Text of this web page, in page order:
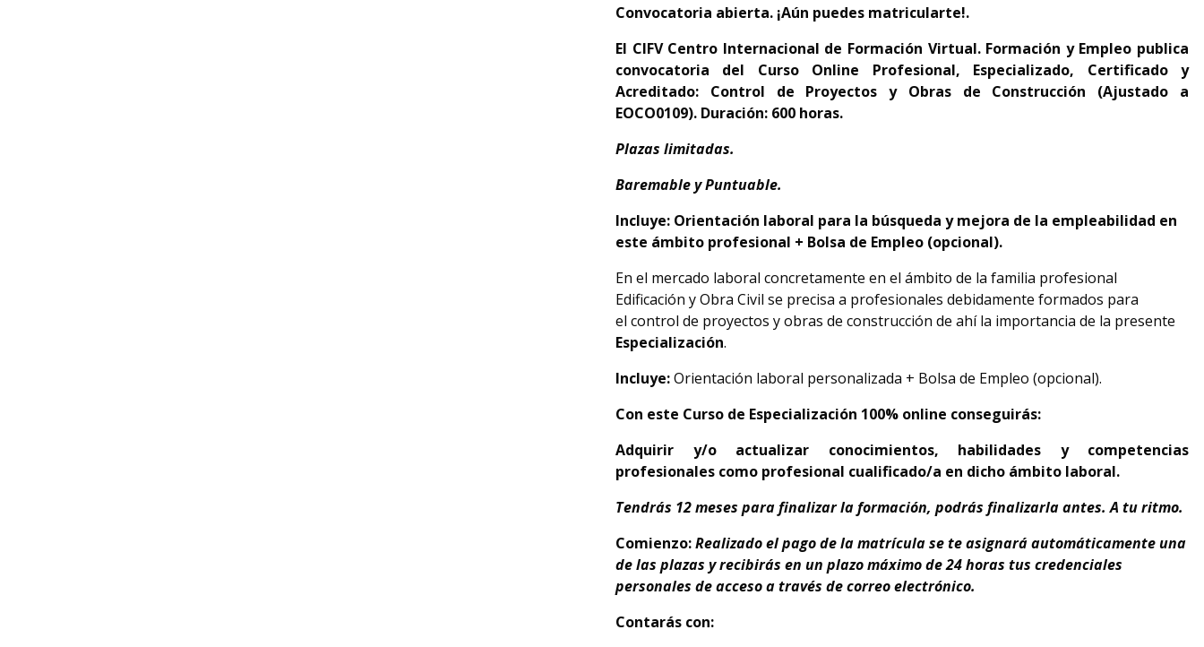
Convocatoria abierta. ¡Aún puedes matricularte!.
El CIFV Centro Internacional de Formación Virtual. Formación y Empleo publica
convocatoria del Curso Online Profesional, Especializado, Certificado y
Acreditado: Control de Proyectos y Obras de Construcción (Ajustado a
EOCO0109). Duración: 600 horas.
Plazas limitadas.
Baremable y Puntuable.
Incluye: Orientación laboral para la búsqueda y mejora de la empleabilidad en
este ámbito profesional + Bolsa de Empleo (opcional).
En el mercado laboral concretamente en el ámbito de la familia profesional
Edificación y Obra Civil se precisa a profesionales debidamente formados para
el control de proyectos y obras de construcción de ahí la importancia de la presente
Especialización.
Incluye:Orientación laboral personalizada + Bolsa de Empleo (opcional).
Con este Curso de Especialización 100% online conseguirás:
Adquirir y/o actualizar conocimientos, habilidades y competencias
profesionales como profesional cualificado/a en dicho ámbito laboral.
Tendrás 12 meses para finalizar la formación, podrás finalizarla antes. A tu ritmo.
Comienzo:Realizado el pago de la matrícula se te asignará automáticamente una
de las plazas y recibirás en un plazo máximo de 24 horas tus credenciales
personales de acceso a través de correo electrónico.
Contarás con: